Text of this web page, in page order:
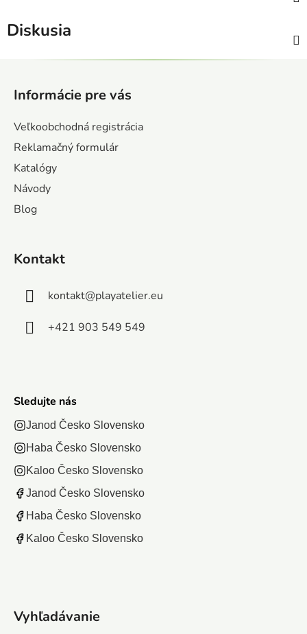
Diskusia
Informácie pre vás
Veľkoobchodná registrácia
Reklamačný formulár
Katalógy
Návody
Blog
Kontakt
kontakt@playatelier.eu
+421 903 549 549
Sledujte nás
Janod Česko Slovensko
Haba Česko Slovensko
Kaloo Česko Slovensko
Janod Česko Slovensko
Haba Česko Slovensko
Kaloo Česko Slovensko
Vyhľadávanie